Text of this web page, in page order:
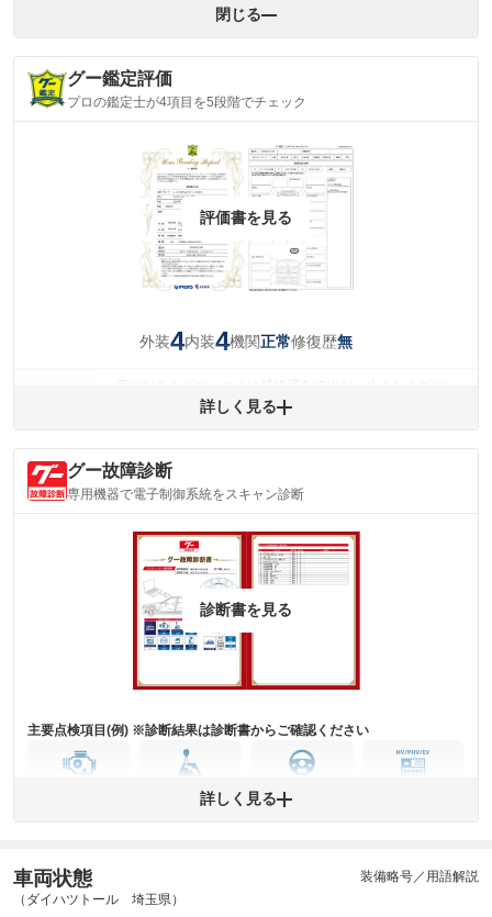
閉じる
グー鑑定評価
プロの鑑定士が4項目を5段階でチェック
評価書を見る
外装4内装4機関正常修復歴無
コミが残っています。
内装
(内装状態)
気になる汚れ等が、部分的にあります。
詳細は鑑定書をご確認ください。
※グー鑑定は保証サービスではございません。購入時は必ず現車をご確認
※実際にお渡しするコンディションチェックシートにつきましては、形式
※グー鑑定の評価はあくまでも記載している鑑定日の鑑定結果となりま
詳しく見る
グー故障診断
専用機器で電子制御系統をスキャン診断
診断書を見る
主要点検項目(例) ※診断結果は診断書からご確認ください
ミッション
ステアリング
ABS その他
詳しく見る
車両状態
（ダイハツトール 埼玉県）
装備略号／用語解説